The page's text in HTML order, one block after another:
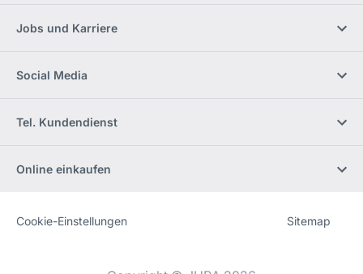
Jobs und Karriere
Social Media
Tel. Kundendienst
Online einkaufen
Website
[Website
Cookie-Einstellungen Sitemap